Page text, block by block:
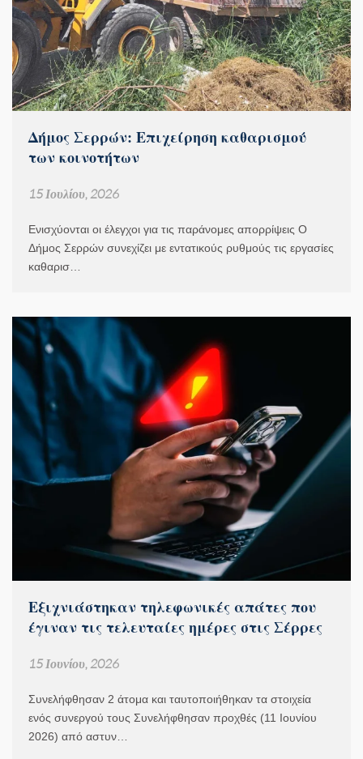
Δήμος Σερρών: Επιχείρηση καθαρισμού
των κοινοτήτων
15 Ιουλίου, 2026
Ενισχύονται οι έλεγχοι για τις παράνομες απορρίψεις Ο
Δήμος Σερρών συνεχίζει με εντατικούς ρυθμούς τις εργασίες
καθαρισ…
Εξιχνιάστηκαν τηλεφωνικές απάτες που
έγιναν τις τελευταίες ημέρες στις Σέρρες
15 Ιουνίου, 2026
Συνελήφθησαν 2 άτομα και ταυτοποιήθηκαν τα στοιχεία
ενός συνεργού τους Συνελήφθησαν προχθές (11 Ιουνίου
2026) από αστυν…